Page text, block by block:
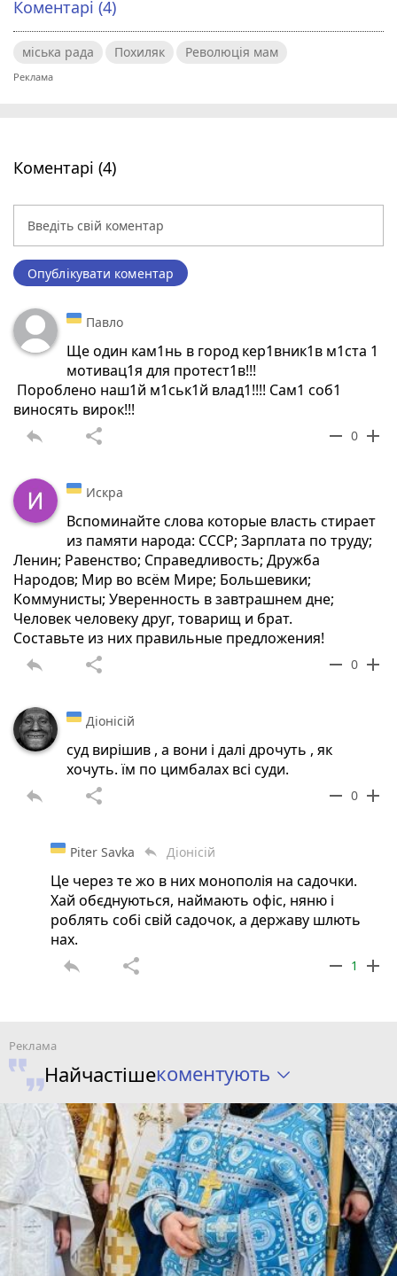
Коментарі (4)
міська рада Похиляк Революція мам
Коментарі (4)
Опублікувати коментар
Павло
Ще один кам1нь в город кер1вник1в м1ста 1
мотивац1я для протест1в!!!
Пороблено наш1й м1ськ1й влад1!!!! Сам1 соб1
виносять вирок!!!
reply share remove 0 add
Искра
Вспоминайте слова которые власть стирает
из памяти народа: СССР; Зарплата по труду;
Ленин; Равенство; Справедливость; Дружба
Народов; Мир во всём Мире; Большевики;
Коммунисты; Уверенность в завтрашнем дне;
Человек человеку друг, товарищ и брат.
Составьте из них правильные предложения!
reply share remove 0 add
Діонісій
суд вирішив , а вони і далі дрочуть , як
хочуть. їм по цимбалах всі суди.
reply share remove 0 add
Piter Savka reply Діонісій
Це через те жо в них монополія на садочки.
Хай обєднуються, наймають офіс, няню і
роблять собі свій садочок, а державу шлють
нах.
reply share remove 1 add
Найчастішекоментують